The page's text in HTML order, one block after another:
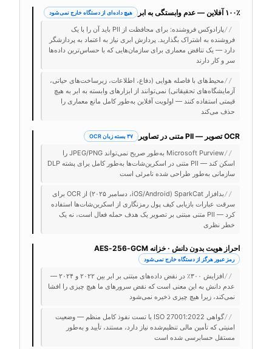
۱۰۰٪ آفلاین — عدم وابستگی به ابر هیچ داده‌ای از دستگاه خارج نمی‌شود
//
پارادوکس فروشنده: برای محافظت از PII باید آن را با یک
فروشنده به اشتراک بگذارید. پردازش ابری نیاز به اعتماد به پردازشگر
دارد — یک تناقض معماری برای سازمان‌هایی که با حساس‌ترین داده‌ها
سر و کار دارند
//محیط‌های با فاصله هوایی (دفاع، اطلاعات، زیرساخت‌های حیاتی،
آزمایشگاه‌های تحقیقاتی) نمی‌توانند از ابزارهای وابسته به ابر به هیچ
قیمتی استفاده کنند — اولویت آفلاین به‌طور کامل مانع معماری را
حذف می‌کند
OCR تصویر — PII متنی در تصاویر ۳۷ بسته زبان OCR
//
Microsoft Purview به‌طور صریح نمی‌تواند JPEG/PNG را
اسکن کند — PII متنی در اسکرین‌شات‌ها به‌طور کامل برای پشته DLP
سازمانی به‌طور طراحی شده نامرئی است
//
بدافزار SparkCat (iOS/Android، دسامبر ۲۰۲۵) از OCR برای
سرقت عبارات بازیابی کیف پول رمزنگاری از اسکرین‌شات‌ها استفاده
کرد — PII متنی مبتنی بر تصویر یک هدف حمله فعال است، نه یک
خطر نظری
احراز هویت بدون دانش · خزانه AES-256-GCM
رمز عبور هرگز از دستگاه خارج نمی‌شود
//
افزایش ۳۰۰٪ در نقض داده‌های مبتنی بر ابر بین ۲۰۲۲ و ۲۰۲۴ —
عدم دانش به این معنی است که نقض سرورهای ما هیچ چیزی را افشا
نمی‌کند، زیرا هیچ چیزی ذخیره نمی‌شود
//
گواهی ISO 27001:2022 با تست نفوذ کامل منظم — وضعیت
امنیتی که تأمین مالی تنظیم‌شده نیاز دارد، مستند، تأیید و به‌طور
مستقل حسابرسی شده است